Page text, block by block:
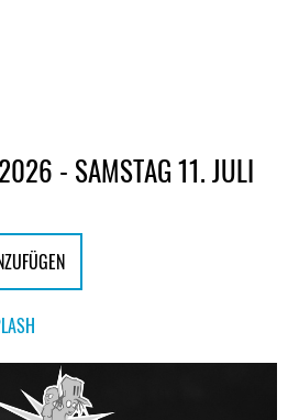
- SAMSTAG 11. JULI